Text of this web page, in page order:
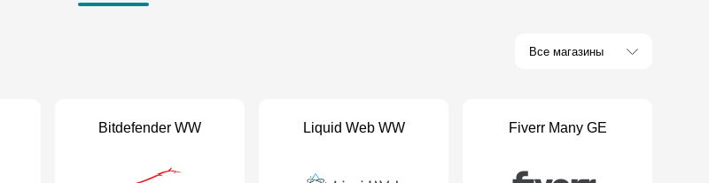
Все магазины
Bitdefender WW Liquid Web WW Fiverr Many GE